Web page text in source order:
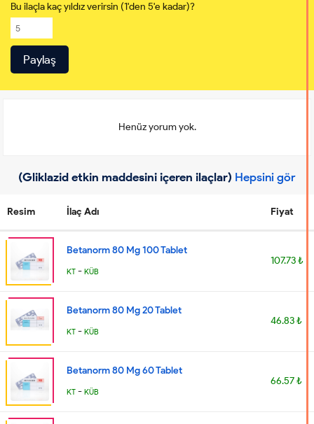
Bu ilaçla kaç yıldız verirsin (1'den 5'e kadar)?
Henüz yorum yok.
(Gliklazid etkin maddesini içeren ilaçlar) Hepsini gör
Resim İlaç Adı Fiyat
Betanorm 80 Mg 100 Tablet
KT - KÜB
107.73 ₺
Betanorm 80 Mg 20 Tablet
KT - KÜB
46.83 ₺
Betanorm 80 Mg 60 Tablet
KT - KÜB
66.57 ₺